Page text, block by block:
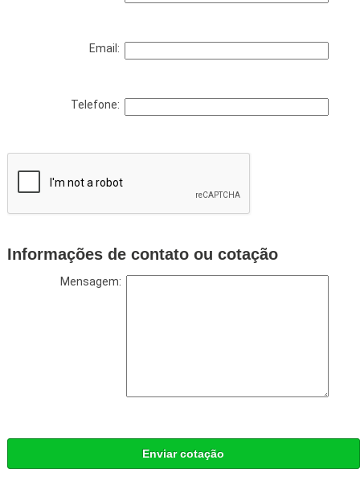
Email:
Telefone:
Informações de contato ou cotação
Mensagem:
Enviar cotação